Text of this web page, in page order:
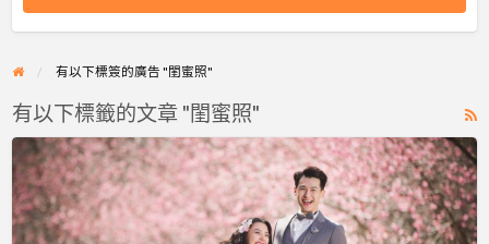
有以下標簽的廣告 "閨蜜照"
有以下標籤的文章 "閨蜜照"
ume
婚
紗